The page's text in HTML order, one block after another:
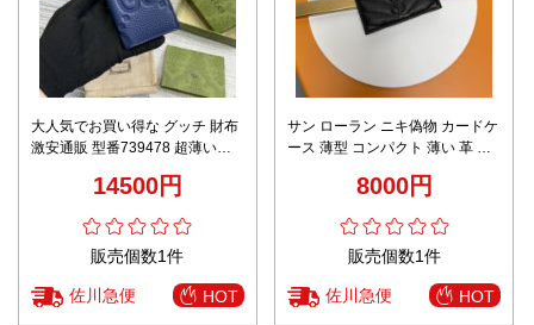
大人気でお買い得な グッチ 財布
激安通販 型番739478 超薄いさ
14500円
販売個数1件
佐川急便 HOT
サン ローラン ニキ偽物 カードケ
ース 薄型 コンパクト 薄い 革 カ
8000円
販売個数1件
佐川急便 HOT